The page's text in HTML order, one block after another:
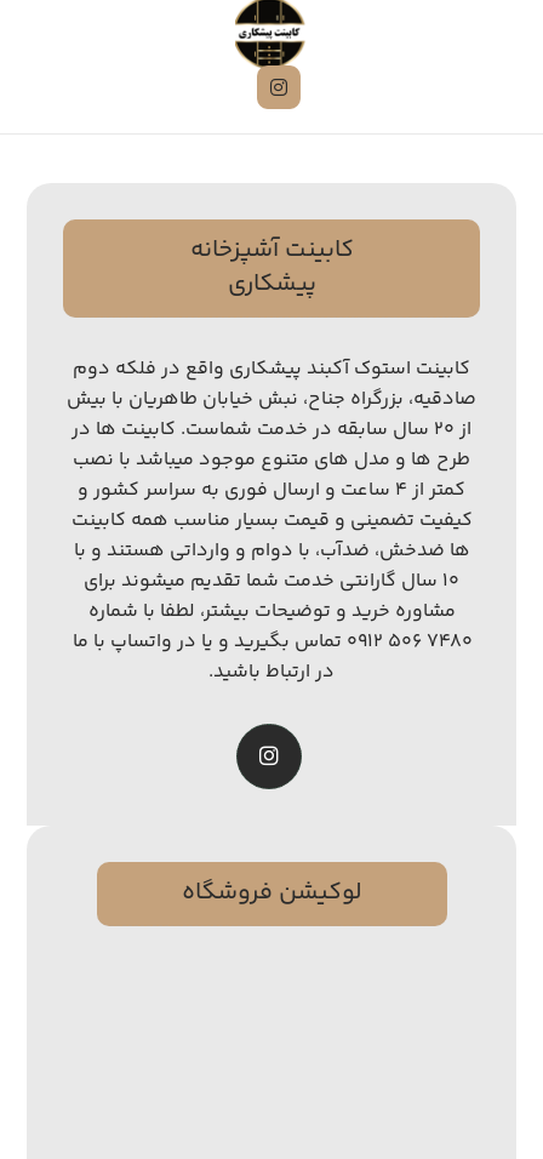
کابینت آشپزخانه
پیشکاری
کابینت استوک آکبند پیشکاری واقع در فلکه دوم
صادقیه، بزرگراه جناح، نبش خیابان طاهریان با بیش
از ۲۰ سال سابقه در خدمت شماست. کابینت ها در
طرح ها و مدل های متنوع موجود میباشد با نصب
کمتر از ۴ ساعت و ارسال فوری به سراسر کشور و
کیفیت تضمینی و قیمت بسیار مناسب همه کابینت
ها ضدخش، ضدآب، با دوام و وارداتی هستند و با
۱۰ سال گارانتی خدمت شما تقدیم میشوند برای
مشاوره خرید و توضیحات بیشتر، لطفا با شماره
۷۴۸۰ ۵۰۶ ۰۹۱۲ تماس بگیرید و یا در واتساپ با ما
در ارتباط باشید.
لوکیشن فروشگاه